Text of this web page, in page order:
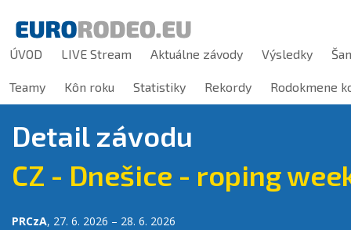
ÚVOD LIVE Stream Aktuálne závody Výsledky
Teamy Kôn roku Statistiky Rekordy Rodokmene
Detail závodu
CZ - Dnešice - roping
PRCzA, 27. 6. 2026 – 28. 6. 2026